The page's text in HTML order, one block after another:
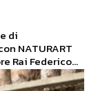
di
NATURART
Rai Federico...